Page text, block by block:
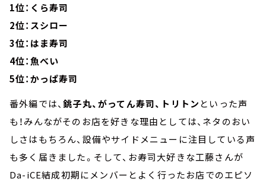
1位：くら寿司
2位：スシロー
3位：はま寿司
4位：魚べい
5位：かっぱ寿司
番外編では、銚子丸、がってん寿司、トリトン といった声
も！みんながそのお店を好きな理由としては、ネタのおい
しさはもちろん、設備やサイドメニューに注目している声
も多く届きました。そして、お寿司大好きな工藤さんが
Da-iCE結成初期にメンバーとよく行ったお店でのエピソ